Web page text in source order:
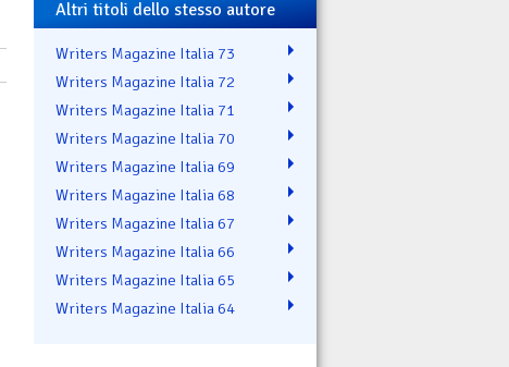
Altri titoli dello stesso autore
Writers Magazine Italia 73
Writers Magazine Italia 72
Writers Magazine Italia 71
Writers Magazine Italia 70
Writers Magazine Italia 69
Writers Magazine Italia 68
Writers Magazine Italia 67
Writers Magazine Italia 66
Writers Magazine Italia 65
Writers Magazine Italia 64